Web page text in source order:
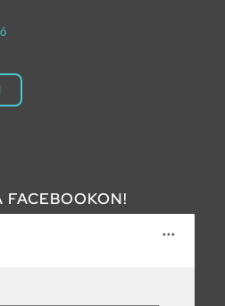
FACEBOOKON!